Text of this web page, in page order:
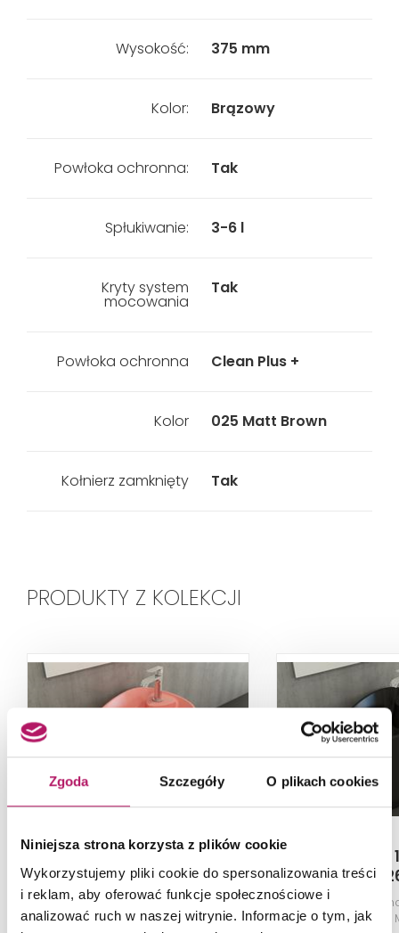
Zgoda Szczegóły O plikach cookies
Niniejsza strona korzysta z plików cookie
Wykorzystujemy pliki cookie do spersonalizowania treści
i reklam, aby oferować funkcje społecznościowe i
analizować ruch w naszej witrynie. Informacje o tym, jak
Wysokość: 375 mm
Kolor: Brązowy
Powłoka ochronna: Tak
Spłukiwanie: 3-6 l
Kryty system
mocowania
Tak
Powłoka ochronna Clean Plus +
Kolor 025 Matt Brown
Kołnierz zamknięty Tak
PRODUKTY Z KOLEKCJI
Bocchi Etna 1343-032-
0126
Umywalka nablatowa
(monoblok), Matte Salmon
Bocchi
Umywalka
(monoblok),